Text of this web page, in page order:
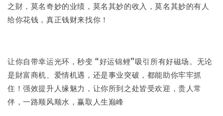
之財，莫名奇妙的业绩，莫名其妙的收入，莫名其妙的有人
给你花钱，真正钱财来找你！
让你自带幸运光环，秒变 “好运锦鲤”吸引所有好磁场。无论
是財富商机、爱情机遇，还是事业突破，都能助你牢牢抓
住！强效提升人缘魅力，让你所到之处皆受欢迎，贵人常
伴，一路顺风顺水，赢取人生巅峰​